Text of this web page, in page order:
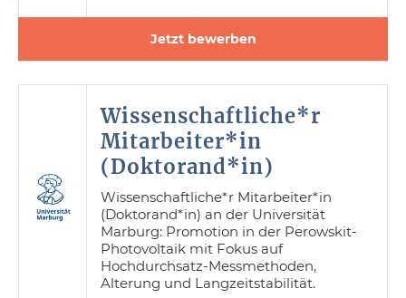
Jetzt bewerben
Wissenschaftliche*r
Mitarbeiter*in
(Doktorand*in)
Wissenschaftliche*r Mitarbeiter*in
(Doktorand*in) an der Universität
Marburg: Promotion in der Perowskit-
Photovoltaik mit Fokus auf
Hochdurchsatz-Messmethoden,
Alterung und Langzeitstabilität.